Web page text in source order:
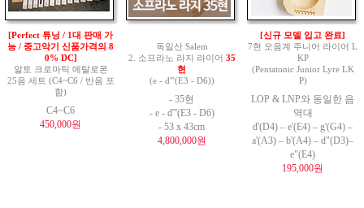
[Perfect 튜닝 / 1대 판매 가
능 / 중고악기 신품가격의 8
0% DC]
알토 크로마틱 메탈로폰
25음 세트 (C4~C6 / 반음 포
함)
C4~C6
450,000원
독일산 Salem
2. 소프라노 라지 라이어 35
현
(e - d'''(E3 - D6))
- 35현
- e - d'''(E3 - D6)
- 53 x 43cm
4,800,000원
[신규 모델 입고 완료]
7현 오음계 주니어 라이어 L
KP
(Pentatonic Junior Lyre LK
P)
LOP & LNP와 동일한 음
역대
d'(D4) – e'(E4) – g'(G4) –
a'(A3) – b'(A4) – d"(D3)–
e"(E4)
195,000원